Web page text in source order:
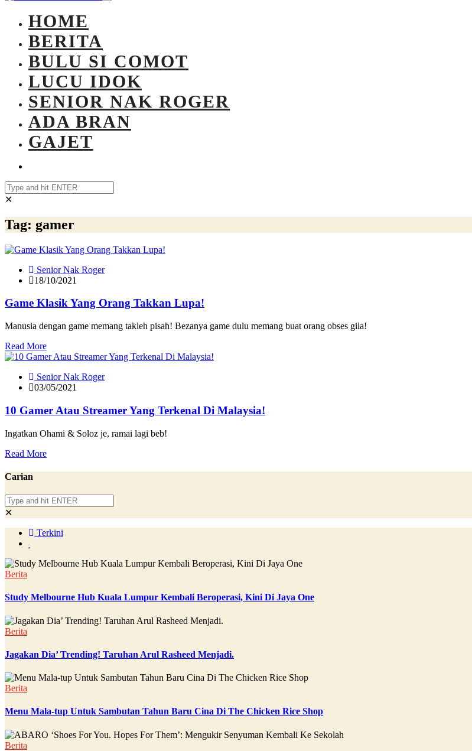
HOME
BERITA
BULU SI COMOT
LUCU IDOK
SENIOR NAK ROGER
ADA BRAN
GAJET
✕
Tag: gamer
Senior Nak Roger
18/10/2021
Game Klasik Yang Orang Takkan Lupa!
Manusia dengan game memang takleh pisah! Bezanya game dulu memang buat orang obses gila!
Read More
Senior Nak Roger
03/05/2021
10 Gamer Atau Streamer Yang Terkenal Di Malaysia!
Ingatkan Ohami & Soloz je, ramai lagi beb!
Read More
Carian
✕
Terkini
Berita
Study Melbourne Hub Kuala Lumpur Kembali Beroperasi, Kini Di Jaya One
Berita
Jagakan Dia’ Trending! Taruhan Arul Rasheed Menjadi.
Berita
Menu Mala-tup Untuk Sambutan Tahun Baru Cina Di The Chicken Rice Shop
Berita